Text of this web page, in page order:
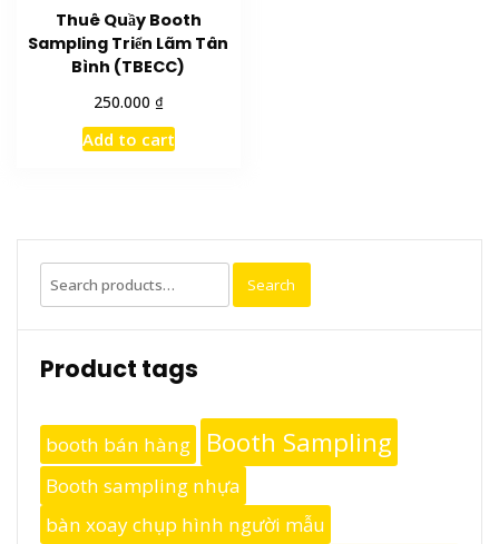
Thuê Quầy Booth
Sampling Triển Lãm Tân
Bình (TBECC)
250.000 ₫
Add to cart
Search
for:
Search
Product tags
booth bán hàng Booth Sampling
Booth sampling nhựa
bàn xoay chụp hình người mẫu